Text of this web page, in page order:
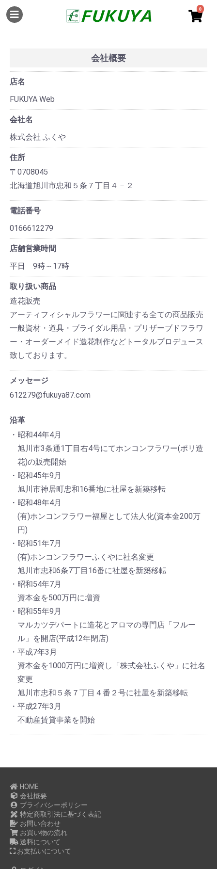
0
会社概要
店名
FUKUYA Web
会社名
株式会社 ふくや
住所
〒0708045
北海道旭川市忠和５条７丁目４－２
電話番号
0166612279
店舗営業時間
平日 9時～17時
取り扱い商品
造花販売
アーティフィシャルフラワーに関連する全ての商品販売
一般資材・道具・ブライダル用品・プリザーブドフラワ
ー・オーダーメイド造花制作などトータルプロデュース
致しております。
メッセージ
612279@fukuya87.com
沿革
・昭和44年4月
旭川市3条通1丁目右4号にてホンコンフラワー(ポリ造
花)の販売開始
・昭和45年9月
旭川市神居町忠和16番地に社屋を新築移転
・昭和48年4月
(有)ホンコンフラワー福屋として法人化(資本金200万
円)
・昭和51年7月
(有)ホンコンフラワーふくやに社名変更
旭川市忠和6条7丁目16番に社屋を新築移転
・昭和54年7月
資本金を500万円に増資
・昭和55年9月
マルカツデパートに造花とアロマの専門店「フルー
ル」を開店(平成12年閉店)
・平成7年3月
資本金を1000万円に増資し「株式会社ふくや」に社名
変更
旭川市忠和５条７丁目４番２号に社屋を新築移転
・平成27年3月
不動産賃貸事業を開始
HOME
会社概要
プライバシーポリシー
特定商取引法に基づく表記
お問い合わせ
お買い物の流れ
送料について
お支払いについて